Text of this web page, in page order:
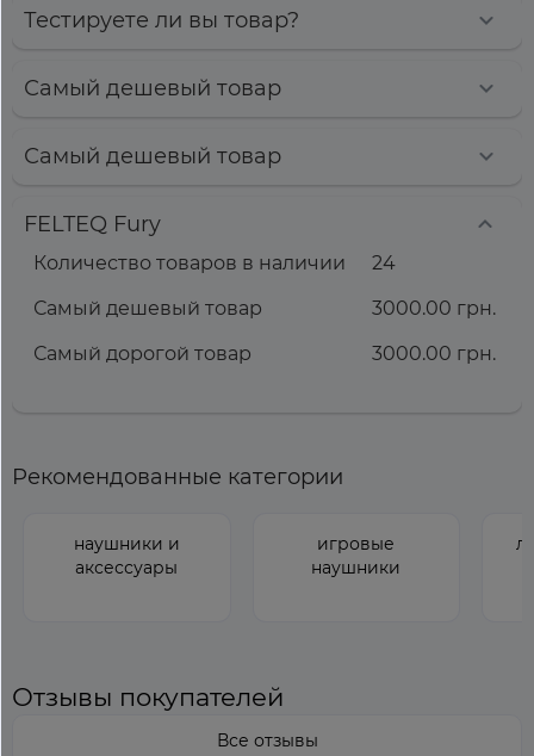
Тестируете ли вы товар?
Самый дешевый товар
Самый дешевый товар
FELTEQ Fury
Количество товаров в наличии
24
Самый дешевый товар
3000.00 грн.
Самый дорогой товар
3000.00 грн.
Рекомендованные категории
наушники и
аксессуары
игровые
наушники
Отзывы покупателей
Все отзывы